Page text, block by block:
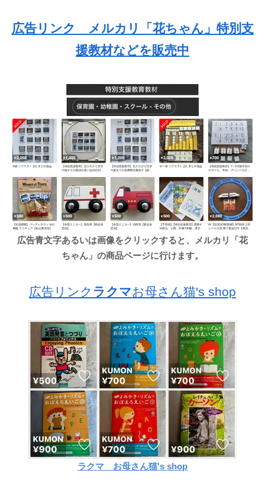
広告リンク メルカリ「花ちゃん」特別支
援教材などを販売中
広告青文字あるいは画像をクリックすると、メルカリ「花
ちゃん」の商品ページに行けます。
広告リンク ラクマお母さん猫's shop
ラクマ お母さん猫's shop